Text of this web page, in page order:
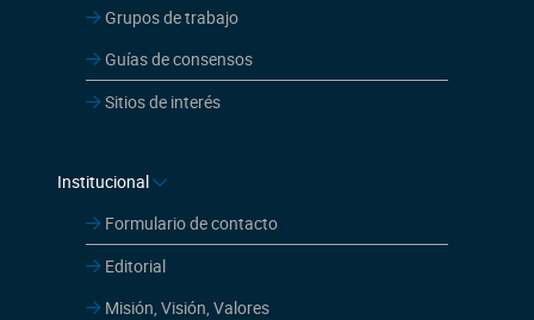
Grupos de trabajo
Guías de consensos
Sitios de interés
Institucional
Formulario de contacto
Editorial
Misión, Visión, Valores